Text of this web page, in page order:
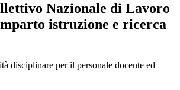
Nazionale di Lavoro
istruzione e ricerca
disciplinare per il personale docente ed